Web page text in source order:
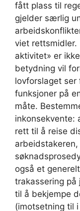
fått plass til
gjelder særlig
viet
aktivitet» er
betydning vil
lovforslaget ser
funksjoner på
måte.
inkonsekvente:
rett til å reise
også et
trakassering
til å bekjempe
(imotsetning til